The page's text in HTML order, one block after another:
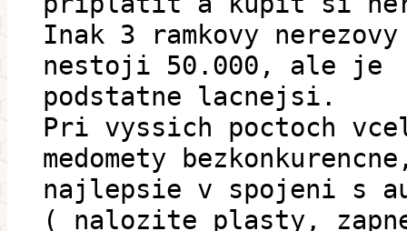
Inak 3 ramkovy
nestoji 50.000, ale je
podstatne lacnejsi.
Pri vyssich poctoch
medomety
najlepsie v spojeni s
( nalozite plasty,